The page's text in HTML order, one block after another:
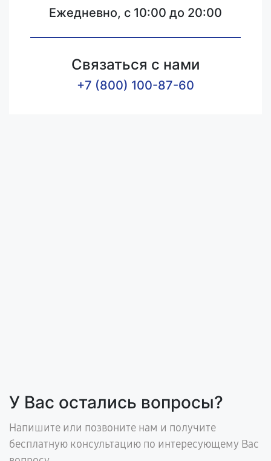
Ежедневно, с 10:00 до 20:00
Связаться с нами
+7 (800) 100-87-60
У Вас остались вопросы?
Напишите или позвоните нам и получите
бесплатную консультацию по интересующему Вас